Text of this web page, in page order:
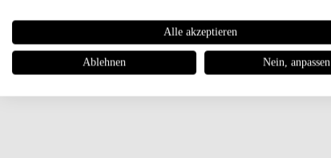
Alle akzeptieren
Ablehnen Nein, anpassen